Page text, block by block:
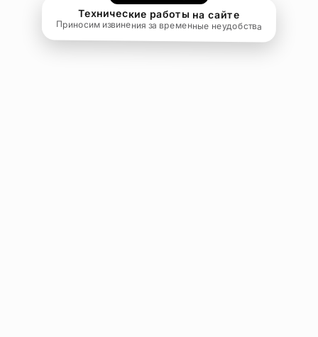
Технические работы на сайте
Приносим извинения за временные неудобства